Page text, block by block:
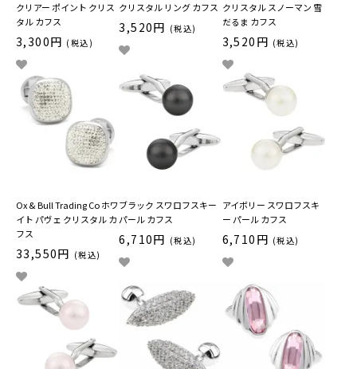
クリアー ポイント クリス
タル カフス
3,300円 (税込)
クリスタル リング カフス
3,520円 (税込)
クリスタル スノーマン 雪
だるま カフス
3,520円 (税込)
Ox & Bull Trading Co ホワ
イト パヴェ クリスタル カ
フス
33,550円 (税込)
ブラック スワロフスキー
パール カフス
6,710円 (税込)
アイボリー スワロフスキ
ー パール カフス
6,710円 (税込)